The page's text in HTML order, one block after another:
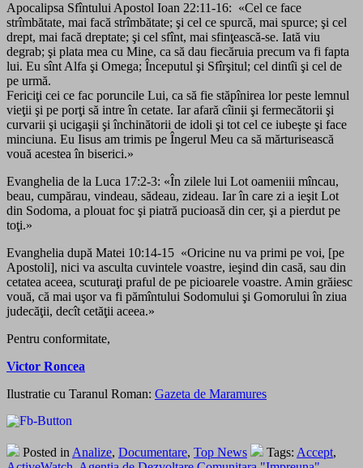
Apocalipsa Sfîntului Apostol Ioan 22:11-16: «Cel ce face
strîmbătate, mai facă strîmbătate; şi cel ce spurcă, mai spurce; şi cel
drept, mai facă dreptate; şi cel sfînt, mai sfinţească-se. Iată viu
degrab; şi plata mea cu Mine, ca să dau fiecăruia precum va fi fapta
lui. Eu sînt Alfa şi Omega; Începutul şi Sfîrşitul; cel dintîi şi cel de
pe urmă.
Fericiţi cei ce fac poruncile Lui, ca să fie stăpînirea lor peste lemnul
vieţii şi pe porţi să intre în cetate. Iar afară cîinii şi fermecătorii şi
curvarii şi ucigaşii şi închinătorii de idoli şi tot cel ce iubeşte şi face
minciuna. Eu Iisus am trimis pe Îngerul Meu ca să mărturisească
vouă acestea în biserici.»
Evanghelia de la Luca 17:2-3: «În zilele lui Lot oameniii mîncau,
beau, cumpărau, vindeau, sădeau, zideau. Iar în care zi a ieşit Lot
din Sodoma, a plouat foc şi piatră pucioasă din cer, şi a pierdut pe
toţi.»
Evanghelia după Matei 10:14-15 «Oricine nu va primi pe voi, [pe
Apostoli], nici va asculta cuvintele voastre, ieşind din casă, sau din
cetatea aceea, scuturaţi praful de pe picioarele voastre. Amin grăiesc
vouă, că mai uşor va fi pămîntului Sodomului şi Gomorului în ziua
judecăţii, decît cetăţii aceea.»
Pentru conformitate,
Victor Roncea
Ilustratie cu Taranul Roman: Gazeta de Maramures
Posted in Analize, Documentare, Top News Tags: Accept,